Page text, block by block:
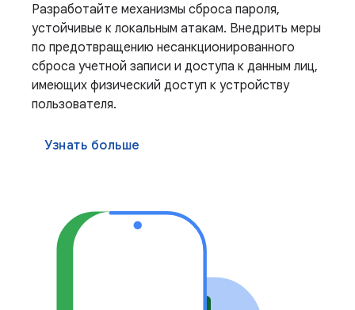
Разработайте механизмы сброса пароля,
устойчивые к локальным атакам. Внедрить меры
по предотвращению несанкционированного
сброса учетной записи и доступа к данным лиц,
имеющих физический доступ к устройству
пользователя.
Узнать больше